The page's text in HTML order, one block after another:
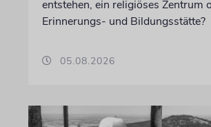
entstehen, ein religiöses Zentrum
Erinnerungs- und Bildungsstätte?
05.08.2026